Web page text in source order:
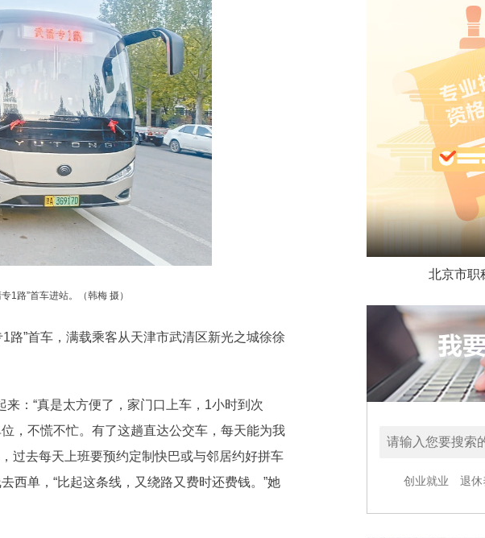
1路”首车进站。（韩梅 摄）
”首车，满载乘客从天津市武清区新光之城徐徐
：“真是太方便了，家门口上车，1小时到次
，不慌不忙。有了这趟直达公交车，每天能为我
过去每天上班要预约定制快巴或与邻居约好拼车
西单，“比起这条线，又绕路又费时还费钱。”她